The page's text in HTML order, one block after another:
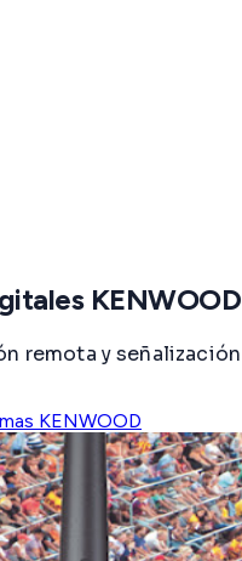
KENWOOD
remota y
KENWOOD